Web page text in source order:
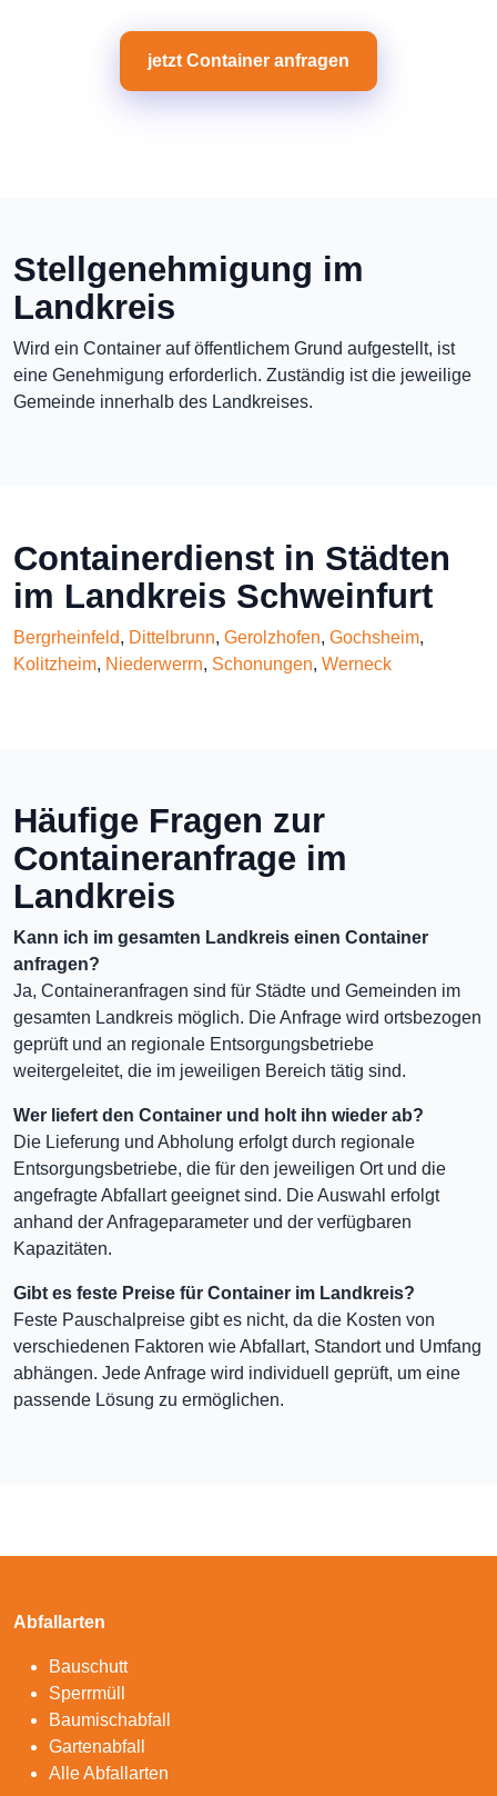
jetzt Container anfragen
Stellgenehmigung im
Landkreis
Wird ein Container auf öffentlichem Grund aufgestellt, ist
eine Genehmigung erforderlich. Zuständig ist die jeweilige
Gemeinde innerhalb des Landkreises.
Containerdienst in Städten
im Landkreis Schweinfurt
Bergrheinfeld, Dittelbrunn, Gerolzhofen, Gochsheim,
Kolitzheim, Niederwerrn, Schonungen, Werneck
Häufige Fragen zur
Containeranfrage im
Landkreis
Kann ich im gesamten Landkreis einen Container
anfragen?
Ja, Containeranfragen sind für Städte und Gemeinden im
gesamten Landkreis möglich. Die Anfrage wird ortsbezogen
geprüft und an regionale Entsorgungsbetriebe
weitergeleitet, die im jeweiligen Bereich tätig sind.
Wer liefert den Container und holt ihn wieder ab?
Die Lieferung und Abholung erfolgt durch regionale
Entsorgungsbetriebe, die für den jeweiligen Ort und die
angefragte Abfallart geeignet sind. Die Auswahl erfolgt
anhand der Anfrageparameter und der verfügbaren
Kapazitäten.
Gibt es feste Preise für Container im Landkreis?
Feste Pauschalpreise gibt es nicht, da die Kosten von
verschiedenen Faktoren wie Abfallart, Standort und Umfang
abhängen. Jede Anfrage wird individuell geprüft, um eine
passende Lösung zu ermöglichen.
Abfallarten
Bauschutt
Sperrmüll
Baumischabfall
Gartenabfall
Alle Abfallarten